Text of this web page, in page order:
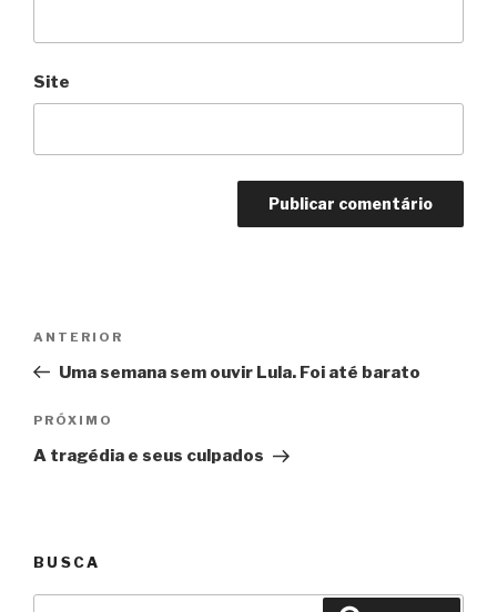
Site
Post
Anterior
ANTERIOR
Uma semana sem ouvir Lula. Foi até barato
Próximo
PRÓXIMO
A tragédia e seus culpados
BUSCA